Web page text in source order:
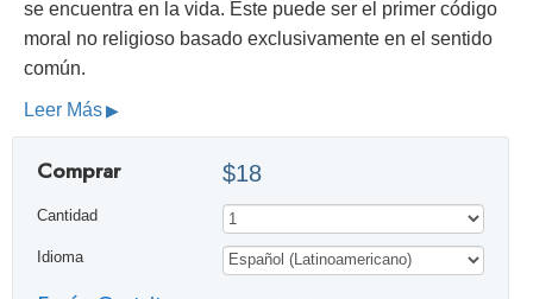
se encuentra en la vida. Éste puede ser el primer código
moral no religioso basado exclusivamente en el sentido
común.
Leer Más
Comprar $18
Cantidad
Idioma